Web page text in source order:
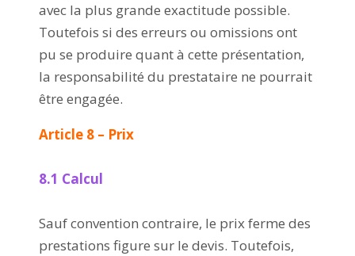
avec la plus grande exactitude possible.
Toutefois si des erreurs ou omissions ont
pu se produire quant à cette présentation,
la responsabilité du prestataire ne pourrait
être engagée.
Article 8 – Prix
8.1 Calcul
Sauf convention contraire, le prix ferme des
prestations figure sur le devis. Toutefois,